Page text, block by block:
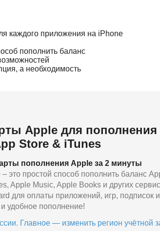
каждого приложения на iPhone
пополнить баланс
а необходимость
Apple для пополнения
Store & iTunes
пополнения Apple за 2 минуты
это простой способ пополнить баланс
Apple Music, Apple Books и других
для оплаты приложений, игр, подписок
удобное пополнение!
Главное — изменить регион учётной